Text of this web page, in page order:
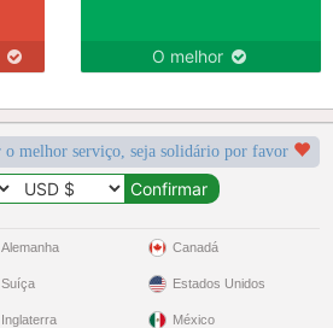
O melhor
o melhor serviço, seja solidário por favor
Alemanha
Suíça
Inglaterra
Canadá
Estados Unidos
México